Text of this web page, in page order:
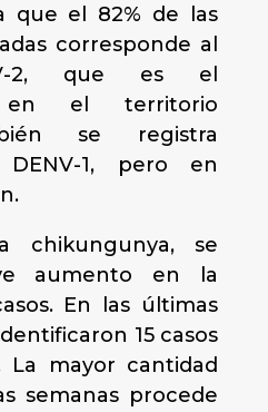
que el 82% de las
corresponde al
2, que es el
en el territorio
se registra
1, pero en
chikungunya, se
aumento en la
En las últimas
15 casos
La mayor cantidad
semanas procede